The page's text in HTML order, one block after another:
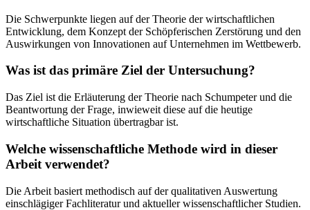
Die Schwerpunkte liegen auf der Theorie der wirtschaftlichen
Entwicklung, dem Konzept der Schöpferischen Zerstörung und den
Auswirkungen von Innovationen auf Unternehmen im Wettbewerb.
Was ist das primäre Ziel der Untersuchung?
Das Ziel ist die Erläuterung der Theorie nach Schumpeter und die
Beantwortung der Frage, inwieweit diese auf die heutige
wirtschaftliche Situation übertragbar ist.
Welche wissenschaftliche Methode wird in dieser
Arbeit verwendet?
Die Arbeit basiert methodisch auf der qualitativen Auswertung
einschlägiger Fachliteratur und aktueller wissenschaftlicher Studien.